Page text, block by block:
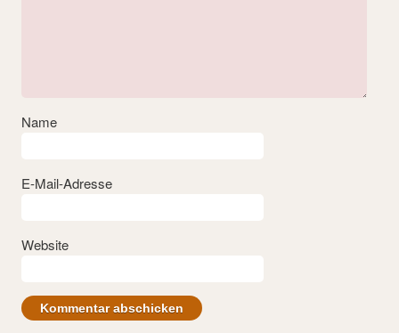
Name
E-Mail-Adresse
Website